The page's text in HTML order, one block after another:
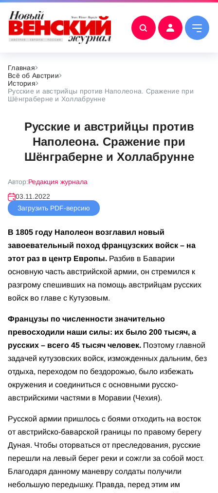
Главная
Всё об Австрии
История
Русские и австрийцы против Наполеона. Сражение при
Шёнграберне и Холлабрунне
Русские и австрийцы против
Наполеона. Сражение при
Шёнграберне и Холлабрунне
Автор:Редакция журнала
03.11.2022
Загрузить PDF-версию
В 1805 году Наполеон возглавил новый
завоевательный поход французских войск – на
этот раз в центр Европы. Разбив в Баварии
основную часть австрийской армии, он стремился к
разгрому спешивших на помощь австрийцам русских
войск во главе с Кутузовым.
Французы по численности значительно
превосходили наши силы: их было 200 тысяч, а
русских – всего 45 тысяч человек. Поэтому главной
задачей кутузовских войск, изможденных дальним, без
отдыха, переходом по бездорожью, было избежать
окружения и соединиться с основными русско-
австрийскими частями в Моравии (Чехия).
Русской армии пришлось с боями отходить на восток
от австрийско-баварской границы по правому берегу
Дуная. Чтобы оторваться от преследования, русские
перешли на левый берег реки и сожгли за собой мост.
Благодаря данному маневру солдаты получили
небольшую передышку. Правда, перед этим им